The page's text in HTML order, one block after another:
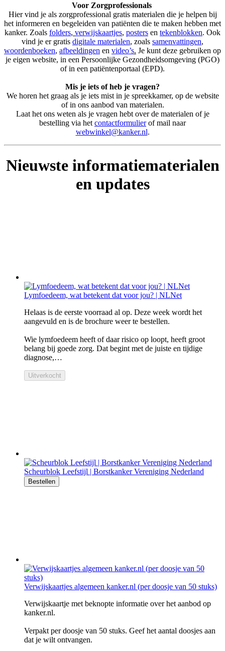
Voor Zorgprofessionals
Hier vind je als zorgprofessional gratis materialen die je helpen bij
het informeren en begeleiden van patiënten die te maken hebben met
kanker. Zoals folders, verwijskaartjes, posters en tekenblokken. Ook
vind je er gratis digitale materialen, zoals samenvattingen,
woordenboeken, afbeeldingen en video’s. Je kunt deze gebruiken op
je eigen website, in een Persoonlijke Gezondheidsomgeving (PGO)
of in een patiëntenportaal (EPD).
Mis je iets of heb je vragen?
We horen het graag als je iets mist in je spreekkamer, op de website
of in ons aanbod van materialen.
Laat het ons weten als je vragen hebt over de materialen of je
bestelling via het contactformulierof mail naar
webwinkel@kanker.nl.
Nieuwste informatiematerialen
en updates
Lymfoedeem, wat betekent dat voor jou? | NLNet
Helaas is de eerste voorraad al op. Deze week wordt het
aangevuld en is de brochure weer te bestellen.
Wie lymfoedeem heeft of daar risico op loopt, heeft groot
belang bij goede zorg. Dat begint met de juiste en tijdige
diagnose,…
Uitverkocht
Scheurblok Leefstijl | Borstkanker Vereniging Nederland
Bestellen
Verwijskaartjes algemeen kanker.nl (per doosje van 50 stuks)
Verwijskaartje met beknopte informatie over het aanbod op
kanker.nl.
Verpakt per doosje van 50 stuks. Geef het aantal doosjes aan
dat je wilt ontvangen.